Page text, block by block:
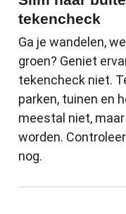
tekencheck
Ga je wandelen,
groen? Geniet
tekencheck niet.
parken, tuinen en
meestal niet,
worden.
nog.